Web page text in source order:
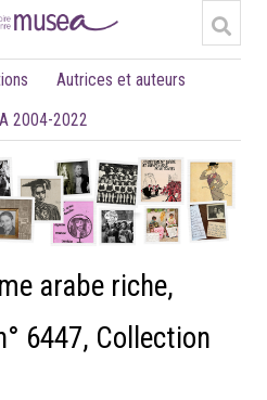
Autrices et auteurs
2004-2022
arabe riche,
6447, Collection